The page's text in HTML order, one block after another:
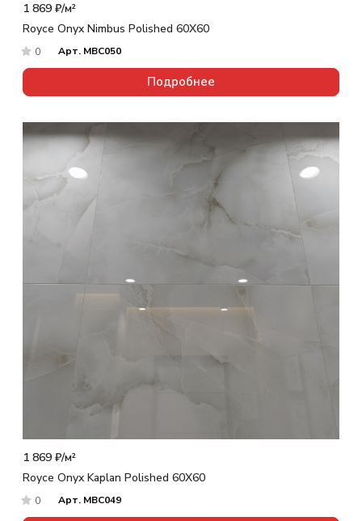
1 869 ₽/м²
Royce Onyx Nimbus Polished 60X60
0 Арт. MBC050
Подробнее
1 869 ₽/м²
Royce Onyx Kaplan Polished 60X60
0 Арт. MBC049